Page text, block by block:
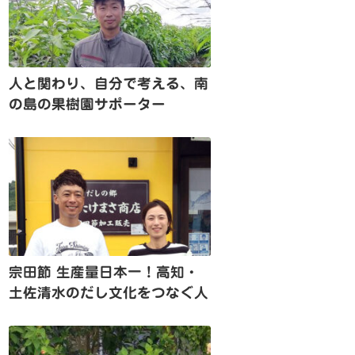
人と関わり、自分で考える、南
の島の果樹園サポーター
宗田節 生産量日本一！高知・
土佐清水のだし文化をつなぐ人